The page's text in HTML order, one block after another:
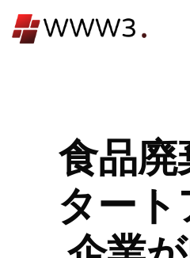
ン
食品
ター